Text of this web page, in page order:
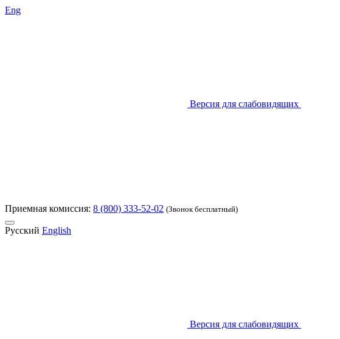
Eng
Версия для слабовидящих
Приемная комиссия: 8 (800) 333-52-02 (Звонок бесплатный)
Русский English
Версия для слабовидящих